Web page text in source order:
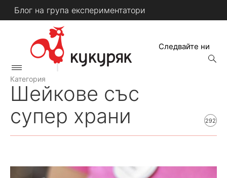
Skip
to
Блог на група експериментатори
Primary
MenuКУКУРЯК
Следвайте ни
open
Категория
Шейкове със
супер храни
292